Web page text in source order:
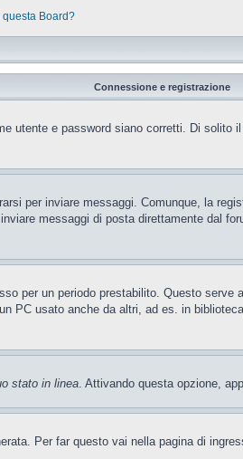
Board?
Connessione e registrazione
utente e password siano corretti. Di
per inviare messaggi. Comunque, la
messaggi di posta direttamente dal
per un periodo prestabilito. Questo
PC usato anche da altri, ad es. in
stato in linea. Attivando questa opzione,
Per far questo vai nella pagina di